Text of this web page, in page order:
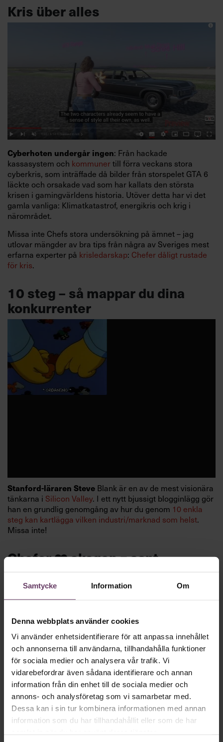
Samtycke Information Om
Denna webbplats använder cookies
Vi använder enhetsidentifierare för att anpassa innehållet
och annonserna till användarna, tillhandahålla funktioner
för sociala medier och analysera vår trafik. Vi
vidarebefordrar även sådana identifierare och annan
information från din enhet till de sociala medier och
annons- och analysföretag som vi samarbetar med.
Dessa kan i sin tur kombinera informationen med annan
information som du har tillhandahållit eller som de har
Kris über alles
Cyberhoten undergår ingen: Från hackade
kassasystem och kommunertill förra veckans stora
cyberkris, som inträffade då bilder från storspelet GTA 6
läckte och orsakade vad som har kallats den största
krisen i gamingvärldens historia. Utöver detta har vi det
gamla vanliga: Klimatkatastrof, energikris och krig i
närområdet.
Missa inte Chefs stora undersökning på ämnet – jag
utlovar mängder av bra tips från några av Sveriges mest
erfarna experter på krisledarskap: Chefer dåligt rustade
för kris.
10 steg – så mappar du dina
konkurrenter
Stanford-läraren Steve Blank är en av de mest visionära
tänkarna i Silicon Valley. I ett nytt bjussigt blogginlägg gör
han en grundlig genomgång av hur du genom 10 enkla
steg kan kartlägga vilken industri/marknad som helst.
Missa inte!
Chefer ❤️ skogen = sant
I förra utgåvanav Chef Weekly skrev jag om ny
forskning som bevisar att skogen är en mirakelkur för
hälsan:Skogen bevisat avstressande .
Chefs följare på Linkedin verkar hålla med. Så här